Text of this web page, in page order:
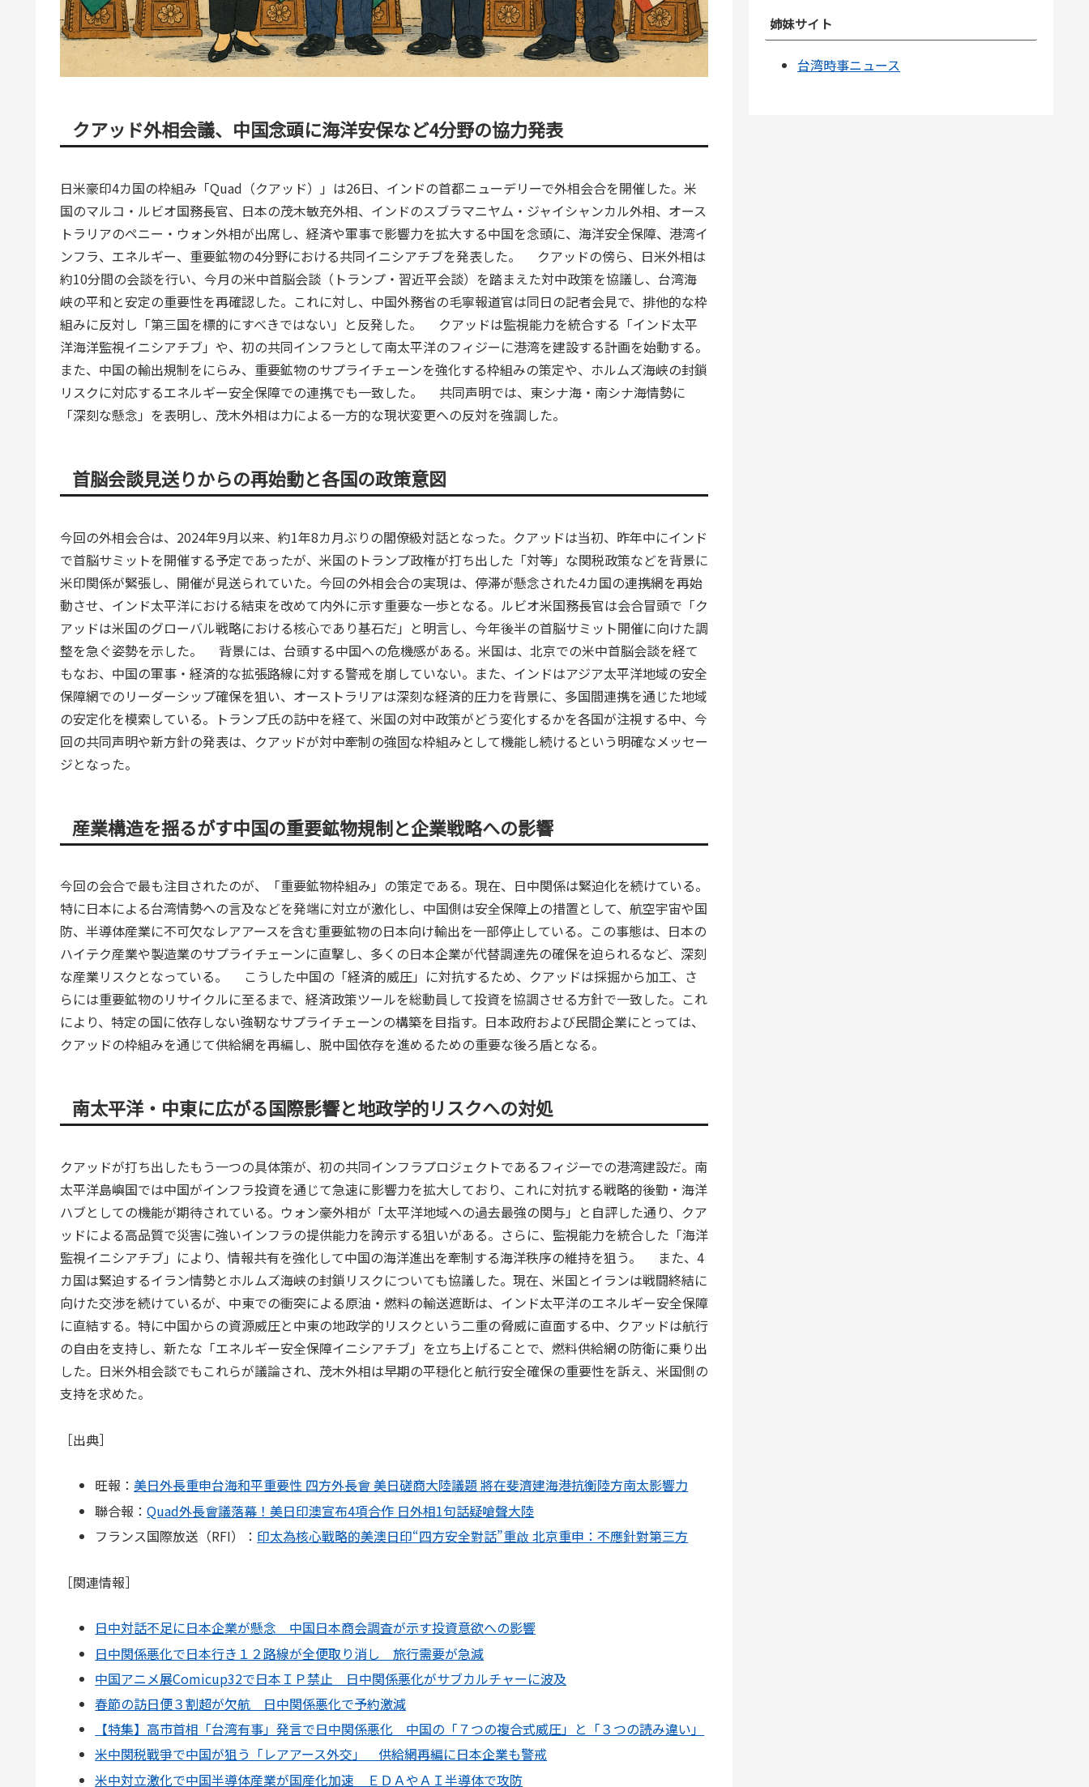
クアッド外相会議、中国念頭に海洋安保など4分野の協力発表
日米豪印4カ国の枠組み「Quad（クアッド）」は26日、インドの首都ニューデリーで外相会合を開催した。米
国のマルコ・ルビオ国務長官、日本の茂木敏充外相、インドのスブラマニヤム・ジャイシャンカル外相、オース
トラリアのペニー・ウォン外相が出席し、経済や軍事で影響力を拡大する中国を念頭に、海洋安全保障、港湾イ
ンフラ、エネルギー、重要鉱物の4分野における共同イニシアチブを発表した。 クアッドの傍ら、日米外相は
約10分間の会談を行い、今月の米中首脳会談（トランプ・習近平会談）を踏まえた対中政策を協議し、台湾海
峡の平和と安定の重要性を再確認した。これに対し、中国外務省の毛寧報道官は同日の記者会見で、排他的な枠
組みに反対し「第三国を標的にすべきではない」と反発した。 クアッドは監視能力を統合する「インド太平
洋海洋監視イニシアチブ」や、初の共同インフラとして南太平洋のフィジーに港湾を建設する計画を始動する。
また、中国の輸出規制をにらみ、重要鉱物のサプライチェーンを強化する枠組みの策定や、ホルムズ海峡の封鎖
リスクに対応するエネルギー安全保障での連携でも一致した。 共同声明では、東シナ海・南シナ海情勢に
「深刻な懸念」を表明し、茂木外相は力による一方的な現状変更への反対を強調した。
首脳会談見送りからの再始動と各国の政策意図
今回の外相会合は、2024年9月以来、約1年8カ月ぶりの閣僚級対話となった。クアッドは当初、昨年中にインド
で首脳サミットを開催する予定であったが、米国のトランプ政権が打ち出した「対等」な関税政策などを背景に
米印関係が緊張し、開催が見送られていた。今回の外相会合の実現は、停滞が懸念された4カ国の連携網を再始
動させ、インド太平洋における結束を改めて内外に示す重要な一歩となる。ルビオ米国務長官は会合冒頭で「ク
アッドは米国のグローバル戦略における核心であり基石だ」と明言し、今年後半の首脳サミット開催に向けた調
整を急ぐ姿勢を示した。 背景には、台頭する中国への危機感がある。米国は、北京での米中首脳会談を経て
もなお、中国の軍事・経済的な拡張路線に対する警戒を崩していない。また、インドはアジア太平洋地域の安全
保障網でのリーダーシップ確保を狙い、オーストラリアは深刻な経済的圧力を背景に、多国間連携を通じた地域
の安定化を模索している。トランプ氏の訪中を経て、米国の対中政策がどう変化するかを各国が注視する中、今
回の共同声明や新方針の発表は、クアッドが対中牽制の強固な枠組みとして機能し続けるという明確なメッセー
ジとなった。
産業構造を揺るがす中国の重要鉱物規制と企業戦略への影響
今回の会合で最も注目されたのが、「重要鉱物枠組み」の策定である。現在、日中関係は緊迫化を続けている。
特に日本による台湾情勢への言及などを発端に対立が激化し、中国側は安全保障上の措置として、航空宇宙や国
防、半導体産業に不可欠なレアアースを含む重要鉱物の日本向け輸出を一部停止している。この事態は、日本の
ハイテク産業や製造業のサプライチェーンに直撃し、多くの日本企業が代替調達先の確保を迫られるなど、深刻
な産業リスクとなっている。 こうした中国の「経済的威圧」に対抗するため、クアッドは採掘から加工、さ
らには重要鉱物のリサイクルに至るまで、経済政策ツールを総動員して投資を協調させる方針で一致した。これ
により、特定の国に依存しない強靭なサプライチェーンの構築を目指す。日本政府および民間企業にとっては、
クアッドの枠組みを通じて供給網を再編し、脱中国依存を進めるための重要な後ろ盾となる。
南太平洋・中東に広がる国際影響と地政学的リスクへの対処
クアッドが打ち出したもう一つの具体策が、初の共同インフラプロジェクトであるフィジーでの港湾建設だ。南
太平洋島嶼国では中国がインフラ投資を通じて急速に影響力を拡大しており、これに対抗する戦略的後勤・海洋
ハブとしての機能が期待されている。ウォン豪外相が「太平洋地域への過去最強の関与」と自評した通り、クア
ッドによる高品質で災害に強いインフラの提供能力を誇示する狙いがある。さらに、監視能力を統合した「海洋
監視イニシアチブ」により、情報共有を強化して中国の海洋進出を牽制する海洋秩序の維持を狙う。 また、4
カ国は緊迫するイラン情勢とホルムズ海峡の封鎖リスクについても協議した。現在、米国とイランは戦闘終結に
向けた交渉を続けているが、中東での衝突による原油・燃料の輸送遮断は、インド太平洋のエネルギー安全保障
に直結する。特に中国からの資源威圧と中東の地政学的リスクという二重の脅威に直面する中、クアッドは航行
の自由を支持し、新たな「エネルギー安全保障イニシアチブ」を立ち上げることで、燃料供給網の防衛に乗り出
した。日米外相会談でもこれらが議論され、茂木外相は早期の平穏化と航行安全確保の重要性を訴え、米国側の
支持を求めた。
［出典］
旺報：美日外長重申台海和平重要性 四方外長會 美日磋商大陸議題 將在斐濟建海港抗衡陸方南太影響力
聯合報：Quad外長會議落幕！美日印澳宣布4項合作 日外相1句話疑嗆聲大陸
フランス国際放送（RFI）： 印太為核心戰略的美澳日印“四方安全對話”重啟 北京重申：不應針對第三方
［関連情報］
日中対話不足に日本企業が懸念 中国日本商会調査が示す投資意欲への影響
日中関係悪化で日本行き１２路線が全便取り消し 旅行需要が急減
中国アニメ展Comicup32で日本ＩＰ禁止 日中関係悪化がサブカルチャーに波及
春節の訪日便３割超が欠航 日中関係悪化で予約激減
【特集】高市首相「台湾有事」発言で日中関係悪化 中国の「７つの複合式威圧」と「３つの読み違い」
米中関税戰爭で中国が狙う「レアアース外交」 供給網再編に日本企業も警戒
米中対立激化で中国半導体産業が国産化加速 ＥＤＡやＡＩ半導体で攻防
姉妹サイト
台湾時事ニュース